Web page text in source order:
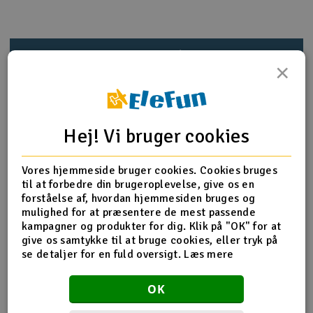
Scooter & elkøretøj
Slot racing
Smarthjem, leg og hobby
Solenergi
Værktøj, udstyr og tilbehør
Gavekort
Produkt information
HN7045T Fuel Tank
Fuel tank x 1
Fuel tank plug x 1
Grommet x 1
Fuel tube x 1(2.5x4.5x70mm)
Fuel tank sinker x 1
×
Hej! Vi bruger cookies
Vores hjemmeside bruger cookies. Cookies bruges
til at forbedre din brugeroplevelse, give os en
forståelse af, hvordan hjemmesiden bruges og
mulighed for at præsentere de mest passende
kampagner og produkter for dig. Klik på "OK" for at
give os samtykke til at bruge cookies, eller tryk på
se detaljer for en fuld oversigt. Læs mere
OK